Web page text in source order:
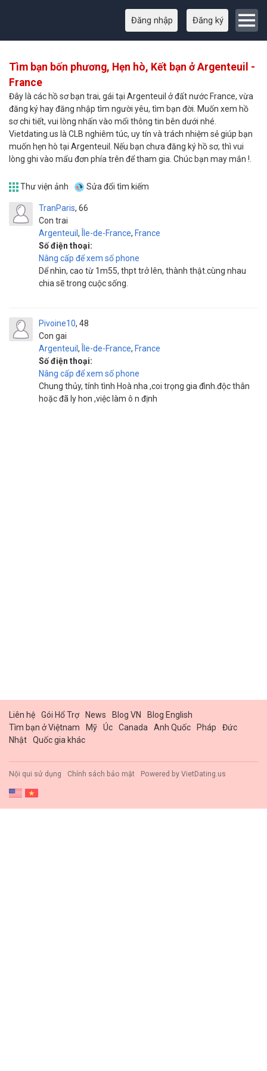
Đăng nhập Đăng ký
Tìm bạn bốn phương, Hẹn hò, Kết bạn ở Argenteuil -
France
Đây là các hồ sơ bạn trai, gái tại Argenteuil ở đất nước France, vừa
đăng ký hay đăng nhập tìm người yêu, tìm bạn đời. Muốn xem hồ
sơ chi tiết, vui lòng nhấn vào mổi thông tin bên dưới nhé.
Vietdating.us là CLB nghiêm túc, uy tín và trách nhiệm sẻ giúp bạn
muốn hẹn hò tại Argenteuil. Nếu bạn chưa đăng ký hồ sơ, thì vui
lòng ghi vào mẩu đơn phía trên để tham gia. Chúc bạn may mắn !.
Thư viện ảnh Sửa đổi tìm kiếm
TranParis
Con trai
66
Argenteuil , Île-de-France, France
Số điện thoại:
Nâng cấp để xem số phone
Dể nhìn, cao từ 1m55, thpt trở lên, thành thật.cùng nhau
chia sẽ trong cuộc sống.
Pivoine10
Con gai
48
Argenteuil , Île-de-France, France
Số điện thoại:
Nâng cấp để xem số phone
Chung thủy, tính tình Hoà nha ,coi trọng gia đình.độc thân
hoặc đã ly hon ,việc làm ô n định
Liên hệ Gói Hổ Trợ News Blog VN
Blog English
Tìm bạn ở Việtnam
Mỹ Úc Canada Anh Quốc Pháp
Đức
Nhật
Quốc gia khác
Nội qui sử dụng Chính sách bảo mật Powered by VietDating.us